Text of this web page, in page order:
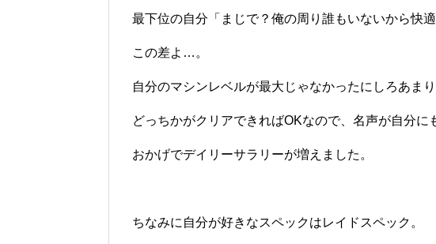
最下位の自分「まじで？俺の周り誰もいないから快適
この差よ…。
自分のマシンレベルが最大じゃなかったにしろあま
どっちかがクリアできればOKなので、名声が自分に
おかげでデイリーサラリーが増えました。
ちなみに自分が好きなスペックはレイドスペック。